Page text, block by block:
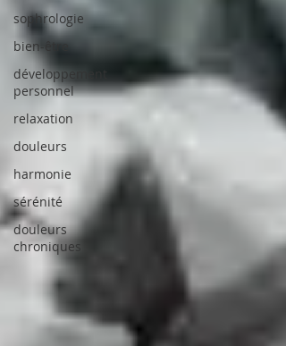
sophrologie
bien-être
développement
personnel
relaxation
douleurs
harmonie
sérénité
douleurs
chroniques